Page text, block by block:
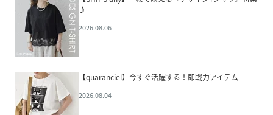
♪
2026.08.06
【quaranciel】今すぐ活躍する！即戦力アイテム
2026.08.04